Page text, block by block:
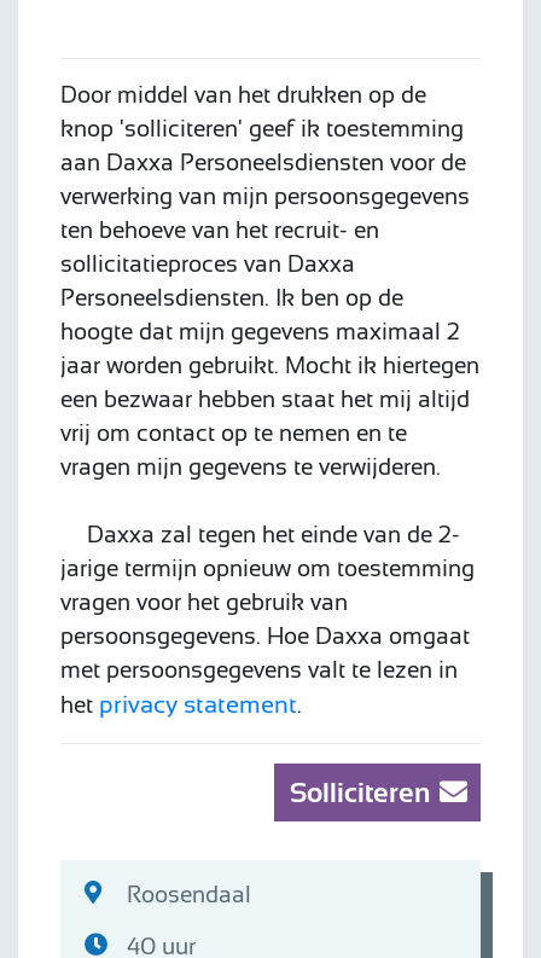
Door middel van het drukken op de
knop 'solliciteren' geef ik toestemming
aan Daxxa Personeelsdiensten voor de
verwerking van mijn persoonsgegevens
ten behoeve van het recruit- en
sollicitatieproces van Daxxa
Personeelsdiensten. Ik ben op de
hoogte dat mijn gegevens maximaal 2
jaar worden gebruikt. Mocht ik hiertegen
een bezwaar hebben staat het mij altijd
vrij om contact op te nemen en te
vragen mijn gegevens te verwijderen.
Daxxa zal tegen het einde van de 2-
jarige termijn opnieuw om toestemming
vragen voor het gebruik van
persoonsgegevens. Hoe Daxxa omgaat
met persoonsgegevens valt te lezen in
het privacy statement.
Solliciteren
Roosendaal
40 uur